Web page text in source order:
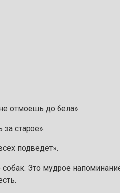
отмоешь до бела».
старое».
подведёт».
Это мудрое